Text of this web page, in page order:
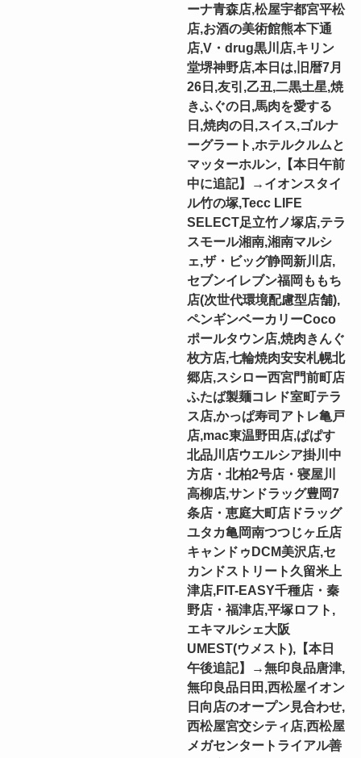
ーナ青森店,松屋宇都宮平松
店,お酒の美術館熊本下通
店,V・drug黒川店,キリン
堂堺神野店,本日は,旧暦7月
26日,友引,乙丑,二黒土星,焼
きふぐの日,馬肉を愛する
日,焼肉の日,スイス,ゴルナ
ーグラート,ホテルクルムと
マッターホルン,【本日午前
中に追記】→イオンスタイ
ル竹の塚,Tecc LIFE
SELECT⾜⽴⽵ノ塚店,テラ
スモール湘南,湘南マルシ
ェ,ザ・ビッグ静岡新川店,
セブンイレブン福岡ももち
店(次世代環境配慮型店舗),
ペンギンベーカリーCoco
ポールタウン店,焼肉きんぐ
枚方店,七輪焼肉安安札幌北
郷店,スシロー西宮門前町店
ふたば製麺コレド室町テラ
ス店,かっぱ寿司アトレ亀戸
店,mac東温野田店,ぱぱす
北品川店ウエルシア掛川中
方店・北柏2号店・寝屋川
高柳店,サンドラッグ豊岡7
条店・恵庭大町店ドラッグ
ユタカ亀岡南つつじヶ丘店
キャンドゥDCM美沢店,セ
カンドストリート久留米上
津店,FIT-EASY千種店・秦
野店・福津店,平塚ロフト,
エキマルシェ大阪
UMEST(ウメスト),【本日
午後追記】→無印良品唐津,
無印良品日田,西松屋イオン
日向店のオープン見合わせ,
西松屋宮交シティ店,西松屋
メガセンタートライアル善